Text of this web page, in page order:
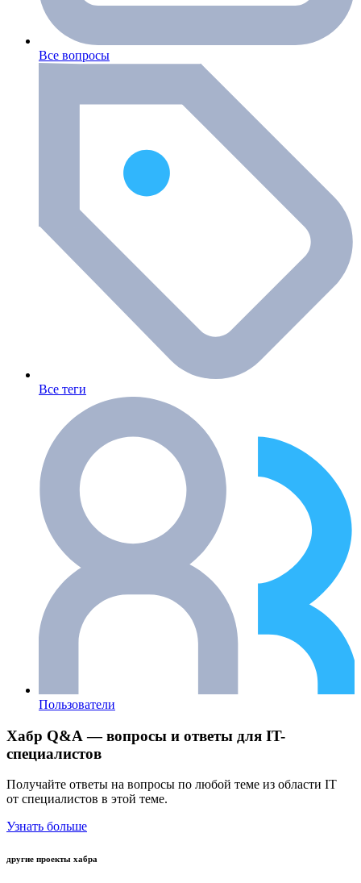
Все вопросы
Все теги
Пользователи
Хабр Q&A — вопросы и ответы для IT-
специалистов
Получайте ответы на вопросы по любой теме из области IT
от специалистов в этой теме.
Узнать больше
другие проекты хабра